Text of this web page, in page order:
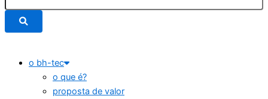
o bh-tec
o que é?
proposta de valor